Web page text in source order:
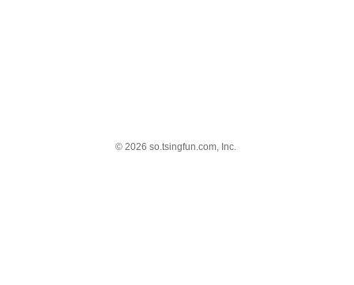
© 2026 so.tsingfun.com, Inc.